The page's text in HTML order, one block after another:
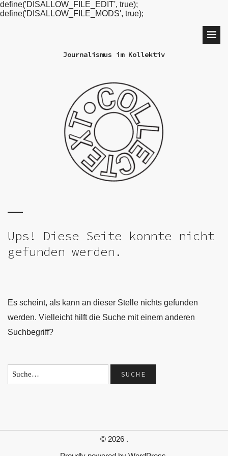
define('DISALLOW_FILE_EDIT', true);
define('DISALLOW_FILE_MODS', true);
Journalismus im Kollektiv
Ups! Diese Seite konnte nicht
gefunden werden.
Es scheint, als kann an dieser Stelle nichts gefunden
werden. Vielleicht hilft die Suche mit einem anderen
Suchbegriff?
© 2026 .